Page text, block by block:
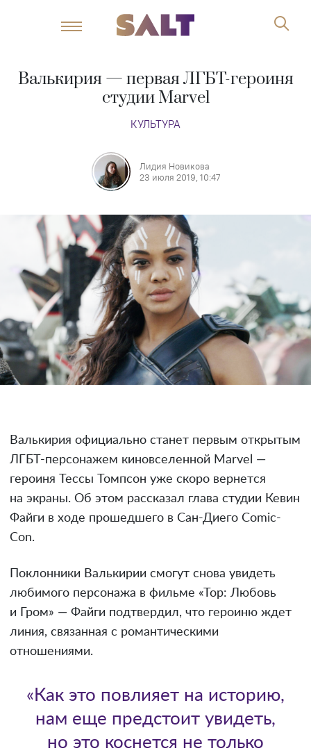
Валькирия — первая ЛГБТ-героиня
студии Marvel
КУЛЬТУРА
Лидия Новикова
23 июля 2019, 10:47
Валькирия официально станет первым открытым
ЛГБТ-персонажем киновселенной Marvel —
героиня Тессы Томпсон уже скоро вернется
на экраны. Об этом рассказал глава студии Кевин
Файги в ходе прошедшего в Сан-Диего Comic-
Con.
Поклонники Валькирии смогут снова увидеть
любимого персонажа в фильме «Тор: Любовь
и Гром» — Файги подтвердил, что героиню ждет
линия, связанная с романтическими
отношениями.
«Как это повлияет на историю,
нам еще предстоит увидеть,
но это коснется не только